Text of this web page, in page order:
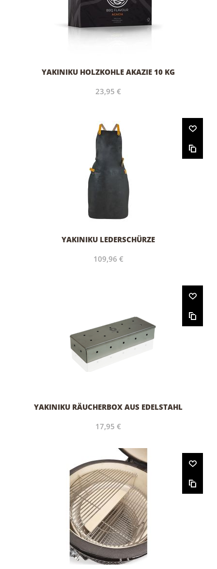
YAKINIKU HOLZKOHLE AKAZIE 10 KG
23,95 €
YAKINIKU LEDERSCHÜRZE
109,96 €
YAKINIKU RÄUCHERBOX AUS EDELSTAHL
17,95 €